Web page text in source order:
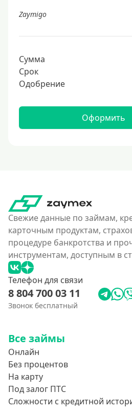
Zaymigo
Сумма
Срок
Одобрение
Оформить
Свежие данные по займам,
карточным продуктам,
процедуре банкротства и
инструментам, доступным в
Телефон для связи
8 804 700 03 11
Звонок бесплатный
Все займы
Онлайн
Без процентов
На карту
Под залог ПТС
Сложности с кредитной